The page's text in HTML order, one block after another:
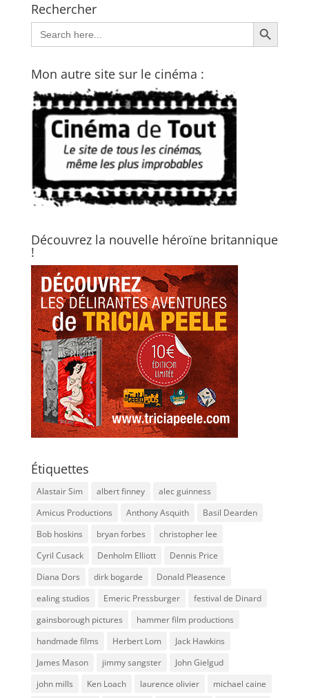
Rechercher
Search
for:
Search Button
Mon autre site sur le cinéma :
Découvrez la nouvelle héroïne britannique
!
Étiquettes
Alastair Sim albert finney
alec guinness
Amicus Productions
Anthony Asquith
Basil Dearden
Bob hoskins
bryan forbes
christopher lee
Cyril Cusack
Denholm Elliott
Dennis Price
Diana Dors
dirk bogarde
Donald Pleasence
ealing studios
Emeric Pressburger
festival de Dinard
gainsborough pictures
hammer film productions
handmade films
Herbert Lom
Jack Hawkins
James Mason
jimmy sangster
John Gielgud
john mills
Ken Loach laurence olivier
michael caine